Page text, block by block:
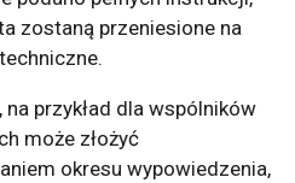
zostaną przeniesione na
przykład dla wspólników
może złożyć
okresu wypowiedzenia,